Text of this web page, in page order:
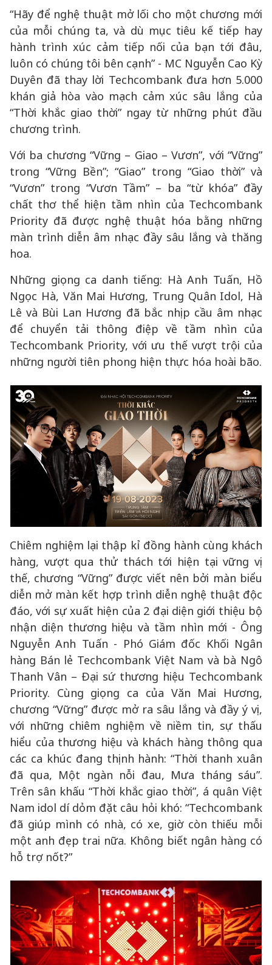
“Hãy để nghệ thuật mở lối cho một chương mới
của mỗi chúng ta, và dù mục tiêu kế tiếp hay
hành trình xúc cảm tiếp nối của bạn tới đâu,
luôn có chúng tôi bên cạnh” - MC Nguyễn Cao Kỳ
Duyên đã thay lời Techcombank đưa hơn 5.000
khán giả hòa vào mạch cảm xúc sâu lắng của
“Thời khắc giao thời” ngay từ những phút đầu
chương trình.
Với ba chương “Vững – Giao – Vươn”, với “Vững”
trong “Vững Bền”; “Giao” trong “Giao thời” và
“Vươn” trong “Vươn Tầm” – ba “từ khóa” đầy
chất thơ thể hiện tầm nhìn của Techcombank
Priority đã được nghệ thuật hóa bằng những
màn trình diễn âm nhạc đầy sâu lắng và thăng
hoa.
Những giọng ca danh tiếng: Hà Anh Tuấn, Hồ
Ngọc Hà, Văn Mai Hương, Trung Quân Idol, Hà
Lê và Bùi Lan Hương đã bắc nhịp cầu âm nhạc
để chuyển tải thông điệp về tầm nhìn của
Techcombank Priority, với ưu thế vượt trội của
những người tiên phong hiện thực hóa hoài bão.
Chiêm nghiệm lại thập kỉ đồng hành cùng khách
hàng, vượt qua thử thách tới hiện tại vững vị
thế, chương “Vững” được viết nên bởi màn biểu
diễn mở màn kết hợp trình diễn nghệ thuật độc
đáo, với sự xuất hiện của 2 đại diện giới thiệu bộ
nhận diện thương hiệu và tầm nhìn mới - Ông
Nguyễn Anh Tuấn - Phó Giám đốc Khối Ngân
hàng Bán lẻ Techcombank Việt Nam và bà Ngô
Thanh Vân – Đại sứ thương hiệu Techcombank
Priority. Cùng giọng ca của Văn Mai Hương,
chương “Vững” được mở ra sâu lắng và đầy ý vị,
với những chiêm nghiệm về niềm tin, sự thấu
hiểu của thương hiệu và khách hàng thông qua
các ca khúc đang thịnh hành: “Thời thanh xuân
đã qua, Một ngàn nỗi đau, Mưa tháng sáu”.
Trên sân khấu “Thời khắc giao thời”, á quân Việt
Nam idol dí dỏm đặt câu hỏi khó: “Techcombank
đã giúp mình có nhà, có xe, giờ còn thiếu mỗi
một anh đẹp trai nữa. Không biết ngân hàng có
hỗ trợ nốt?”